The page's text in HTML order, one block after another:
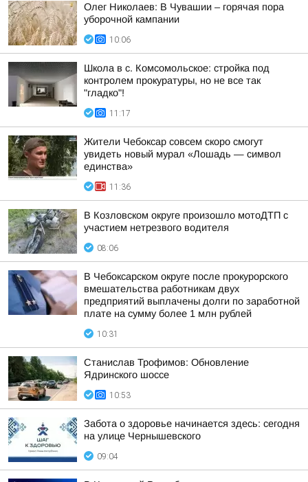
Олег Николаев: В Чувашии – горячая пора
уборочной кампании
10:06
Школа в с. Комсомольское: стройка под
контролем прокуратуры, но не все так
"гладко"!
11:17
Жители Чебоксар совсем скоро смогут
увидеть новый мурал «Лошадь — символ
единства»
11:36
В Козловском округе произошло мотоДТП с
участием нетрезвого водителя
08:06
В Чебоксарском округе после прокурорского
вмешательства работникам двух
предприятий выплачены долги по заработной
плате на сумму более 1 млн рублей
10:31
Станислав Трофимов: Обновление
Ядринского шоссе
10:53
Забота о здоровье начинается здесь: сегодня
на улице Чернышевского
09:04